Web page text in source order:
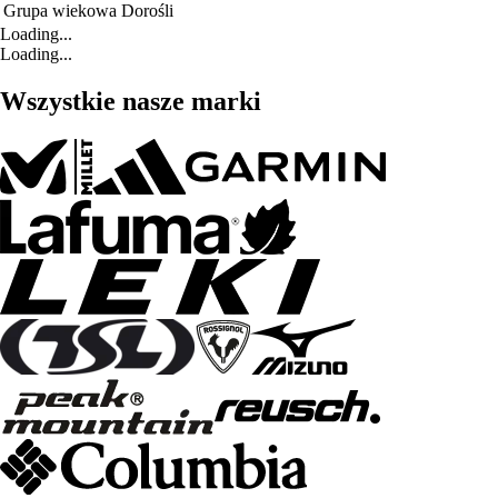
Grupa wiekowa Dorośli
Loading...
Loading...
Wszystkie nasze marki